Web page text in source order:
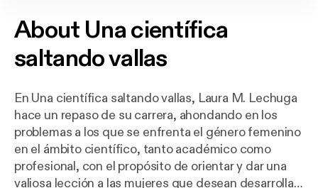
About Una científica
saltando vallas
En Una científica saltando vallas, Laura M. Lechuga
hace un repaso de su carrera, ahondando en los
problemas a los que se enfrenta el género femenino
en el ámbito científico, tanto académico como
profesional, con el propósito de orientar y dar una
valiosa lección a las mujeres que desean desarrollar